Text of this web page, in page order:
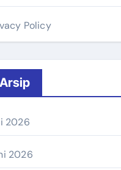
Policy
Arsip
2026
2026